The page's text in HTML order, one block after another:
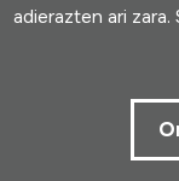
Erabilpen
adierazten ari zara.